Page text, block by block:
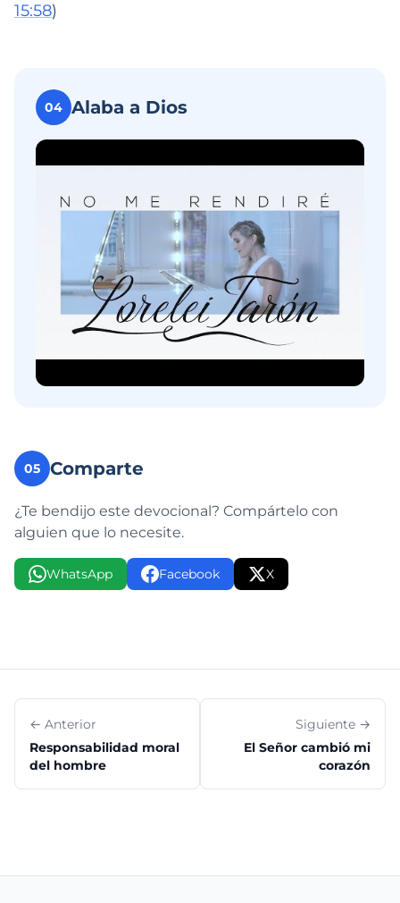
15:58)
04 Alaba a Dios
05 Comparte
¿Te bendijo este devocional? Compártelo con
alguien que lo necesite.
WhatsApp Facebook X
← Anterior
Responsabilidad moral
del hombre
Siguiente →
El Señor cambió mi
corazón